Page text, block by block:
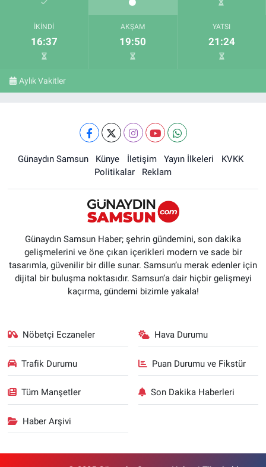
İKINDI
16:37
AKŞAM
19:50
YATSI
21:24
Aylık Vakitler
Günaydın Samsun Künye İletişim Yayın İlkeleri
KVKK
Politikalar
Reklam
Günaydın Samsun Haber; şehrin gündemini, son dakika
gelişmelerini ve öne çıkan içerikleri modern ve sade bir
tasarımla, güvenilir bir dille sunar. Samsun’u merak edenler için
dijital bir buluşma noktasıdır. Samsun’a dair hiçbir gelişmeyi
kaçırma, gündemi bizimle yakala!
Nöbetçi Eczaneler Hava Durumu
Trafik Durumu Puan Durumu ve Fikstür
Tüm Manşetler Son Dakika Haberleri
Haber Arşivi